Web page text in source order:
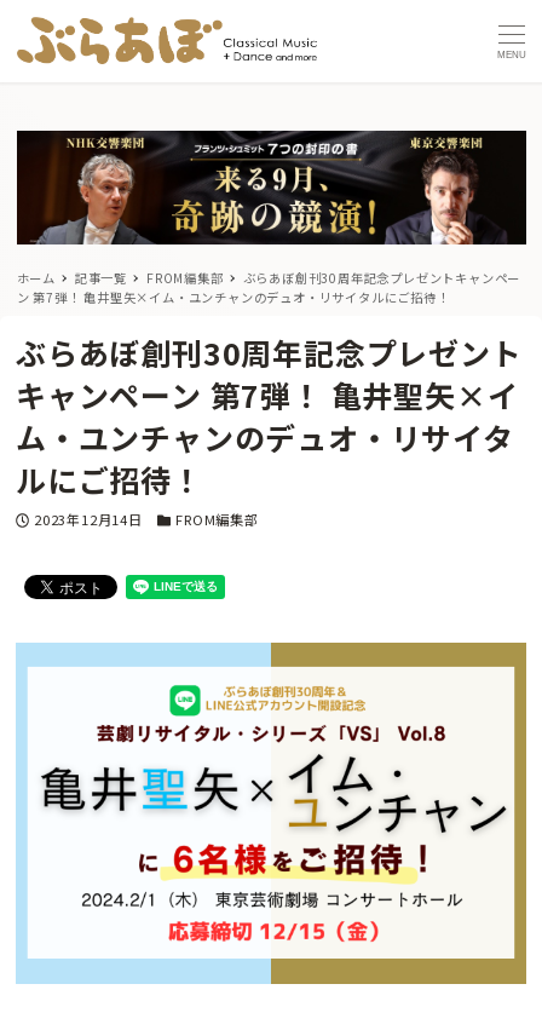
MENU
ホーム 記事一覧 FROM編集部
ぶらあぼ創刊30周年記念プレゼントキャンペー
ン 第7弾！ 亀井聖矢×イム・ユンチャンのデュオ・リサイタルにご招待！
ぶらあぼ創刊30周年記念プレゼント
キャンペーン 第7弾！ 亀井聖矢×イ
ム・ユンチャンのデュオ・リサイタ
ルにご招待！
投稿日
2023年12月14日 カテゴリー
FROM編集部